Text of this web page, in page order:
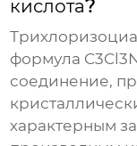
кислота?
формула
соединение,
характерным